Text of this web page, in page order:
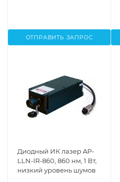
ОТПРАВИТЬ ЗАПРОС
Диодный ИК лазер AP-
LLN-IR-860, 860 нм, 1 Вт,
низкий уровень шумов